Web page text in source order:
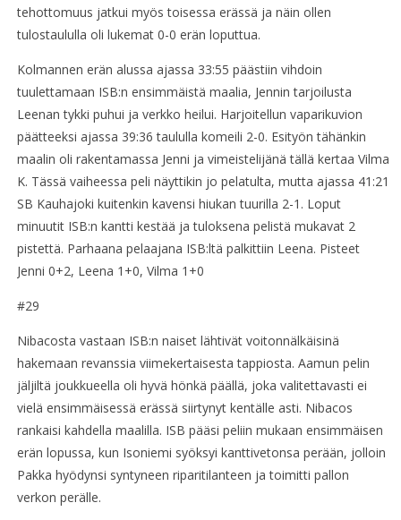
tehottomuus jatkui myös toisessa erässä ja näin ollen
tulostaululla oli lukemat 0-0 erän loputtua.
Kolmannen erän alussa ajassa 33:55 päästiin vihdoin
tuulettamaan ISB:n ensimmäistä maalia, Jennin tarjoilusta
Leenan tykki puhui ja verkko heilui. Harjoitellun vaparikuvion
päätteeksi ajassa 39:36 taululla komeili 2-0. Esityön tähänkin
maalin oli rakentamassa Jenni ja vimeistelijänä tällä kertaa Vilma
K. Tässä vaiheessa peli näyttikin jo pelatulta, mutta ajassa 41:21
SB Kauhajoki kuitenkin kavensi hiukan tuurilla 2-1. Loput
minuutit ISB:n kantti kestää ja tuloksena pelistä mukavat 2
pistettä. Parhaana pelaajana ISB:ltä palkittiin Leena. Pisteet
Jenni 0+2, Leena 1+0, Vilma 1+0
#29
Nibacosta vastaan ISB:n naiset lähtivät voitonnälkäisinä
hakemaan revanssia viimekertaisesta tappiosta. Aamun pelin
jäljiltä joukkueella oli hyvä hönkä päällä, joka valitettavasti ei
vielä ensimmäisessä erässä siirtynyt kentälle asti. Nibacos
rankaisi kahdella maalilla. ISB pääsi peliin mukaan ensimmäisen
erän lopussa, kun Isoniemi syöksyi kanttivetonsa perään, jolloin
Pakka hyödynsi syntyneen riparitilanteen ja toimitti pallon
verkon perälle.